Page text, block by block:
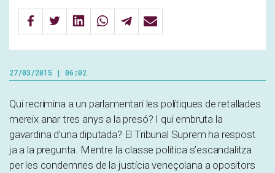
27/03/2015 | 06:02
Qui recrimina a un parlamentari les polítiques de retallades
mereix anar tres anys a la presó? I qui embruta la
gavardina d’una diputada? El Tribunal Suprem ha respost
ja a la pregunta. Mentre la classe política s’escandalitza
per les condemnes de la justícia veneçolana a opositors